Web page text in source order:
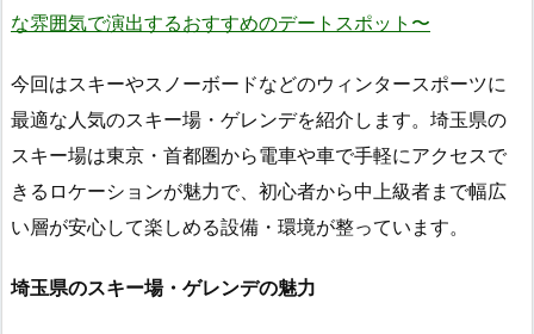
な雰囲気で演出するおすすめのデートスポット〜
今回はスキーやスノーボードなどのウィンタースポーツに
最適な人気のスキー場・ゲレンデを紹介します。埼玉県の
スキー場は東京・首都圏から電車や車で手軽にアクセスで
きるロケーションが魅力で、初心者から中上級者まで幅広
い層が安心して楽しめる設備・環境が整っています。
埼玉県のスキー場・ゲレンデの魅力